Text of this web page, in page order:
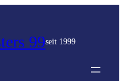
99seit 1999